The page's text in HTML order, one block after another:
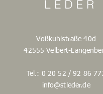
Voßkuhlstraße 40d
42555 Velbert-
Tel.: 0 20 52 / 92 86
info@stleder.de